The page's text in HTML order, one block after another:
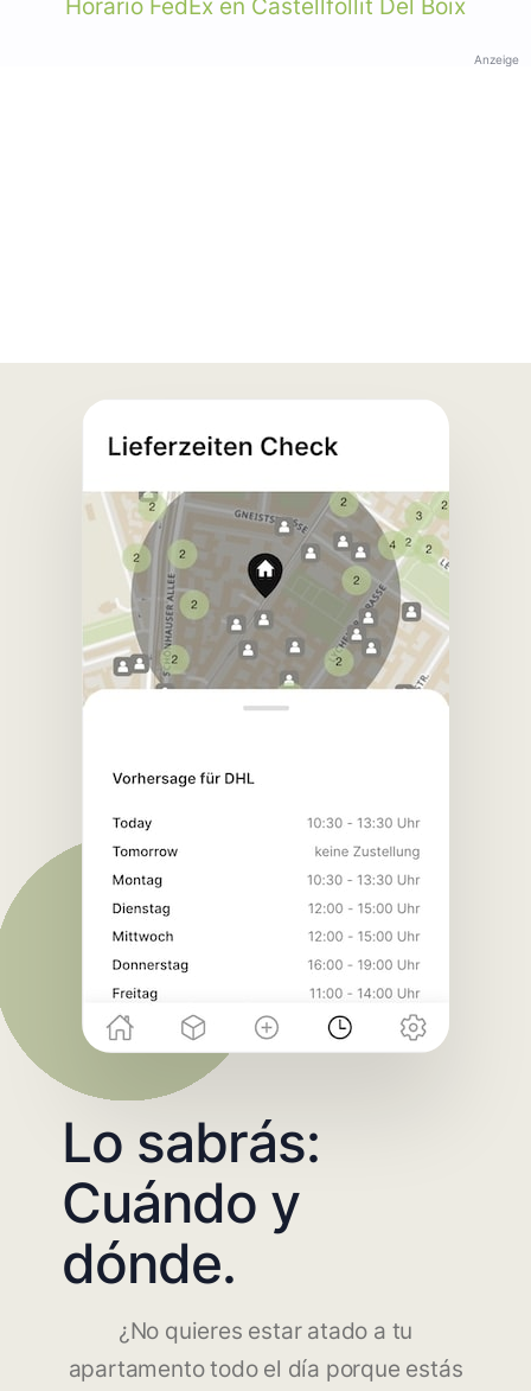
Horario FedEx en Castellfollit Del Boix
Anzeige
Lo sabrás:
Cuándo y
dónde.
¿No quieres estar atado a tu
apartamento todo el día porque estás